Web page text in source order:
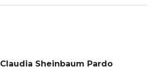
Claudia Sheinbaum Pardo